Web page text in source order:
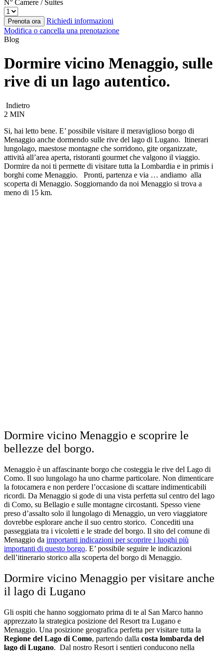
N° Camere / Suites
Prenota ora
Richiedi informazioni
Modifica o cancella una prenotazione
Blog
Dormire vicino Menaggio, sulle
rive di un lago autentico.
Indietro
2 MIN
Si, hai letto bene. E’ possibile visitare il meraviglioso borgo di
Menaggio anche dormendo sulle rive del lago di Lugano. Itinerari
lungolago, maestose montagne che sorridono, gite organizzate,
attività all’area aperta, ristoranti gourmet che valgono il viaggio.
Dormire da noi ti permette di visitare tutta la Lombardia e in primis i
borghi come Menaggio.
Pronti, partenza e via … andiamo alla
scoperta di Menaggio. Soggiornando da noi Menaggio si trova a
meno di 15 km.
Dormire vicino Menaggio e scoprire le
bellezze del borgo.
Menaggio è un affascinante borgo che costeggia le rive del Lago di
Como. Il suo lungolago ha uno charme particolare. Non dimenticare
la fotocamera e non perdere l’occasione di scattare indimenticabili
ricordi. Da Menaggio si gode di una vista perfetta sul centro del lago
di Como, su Bellagio e sulle montagne circostanti. Spesso viene
preso d’assalto solo il lungolago di Menaggio, un vero viaggiatore
dovrebbe esplorare anche il suo centro storico. Concediti una
passeggiata tra i vicoletti e le strade del borgo. Il sito del comune di
Menaggio da importanti indicazioni per scoprire i luoghi più
importanti di questo borgo. E’ possibile seguire le indicazioni
dell’itinerario storico alla scoperta del borgo di Menaggio.
Dormire vicino Menaggio per visitare anche
il lago di Lugano
Gli ospiti che hanno soggiornato prima di te al San Marco hanno
apprezzato la strategica posizione del Resort tra Lugano e
Menaggio. Una posizione geografica perfetta per visitare tutta la
Regione del Lago di Como, partendo dalla costa lombarda del
lago di Lugano. Dal nostro Resort i sentieri conducono nella